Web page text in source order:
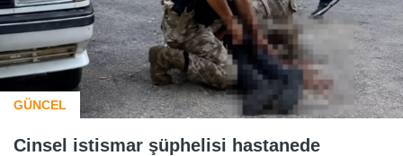
GÜNCEL
Cinsel istismar şüphelisi hastanede